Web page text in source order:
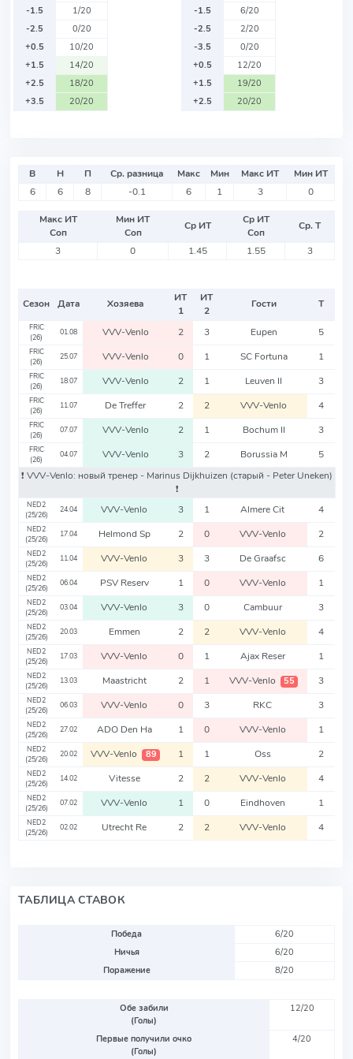
-1.5
1/20
-2.5
0/20
+0.5
10/20
+1.5
14/20
+2.5
18/20
+3.5
20/20
-1.5
6/20
-2.5
2/20
-3.5
0/20
+0.5
12/20
+1.5
19/20
+2.5
20/20
В Н П Ср. разница Макс Мин Макс ИТ
Мин ИТ
6
6 8 -0.1 6 1 3 0
Макс ИТ
Соп
Мин ИТ
Соп
Ср ИТ
Ср ИТ
Соп
Ср. Т
3
0 1.45 1.55 3
Сезон Дата Хозяева
ИТ
1
ИТ
2
Гости Т
FRIC
(26)
01.08 VVV-Venlo 2 3 Eupen 5
FRIC
(26)
25.07 VVV-Venlo 0 1 SC Fortuna 1
FRIC
(26)
18.07 VVV-Venlo 2 1 Leuven II 3
FRIC
(26)
11.07 De Treffer 2 2 VVV-Venlo 4
FRIC
(26)
07.07 VVV-Venlo 2 1 Bochum II 3
FRIC
(26)
04.07 VVV-Venlo 3 2 Borussia M
5
❗️ VVV-Venlo: новый тренер - Marinus Dijkhuizen (старый - Peter Uneken)
❗️
NED2
(25/26)
24.04 VVV-Venlo 3 1 Almere Cit 4
NED2
(25/26)
17.04 Helmond Sp 2 0 VVV-Venlo 2
NED2
(25/26)
11.04 VVV-Venlo 3 3 De Graafsc 6
NED2
(25/26)
06.04 PSV Reserv 1 0 VVV-Venlo 1
NED2
(25/26)
03.04 VVV-Venlo 3 0 Cambuur 3
NED2
(25/26)
20.03 Emmen 2 2 VVV-Venlo 4
NED2
(25/26)
17.03 VVV-Venlo 0 1 Ajax Reser 1
NED2
(25/26)
13.03 Maastricht 2 1 VVV-Venlo 55 3
NED2
(25/26)
06.03 VVV-Venlo 0 3 RKC 3
NED2
(25/26)
27.02 ADO Den Ha 1 0 VVV-Venlo 1
NED2
(25/26)
20.02 VVV-Venlo 89 1 1 Oss 2
NED2
(25/26)
14.02 Vitesse 2 2 VVV-Venlo 4
NED2
(25/26)
07.02 VVV-Venlo 1 0 Eindhoven 1
NED2
(25/26)
02.02 Utrecht Re 2 2 VVV-Venlo 4
ТАБЛИЦА СТАВОК
Победа
6/20
Ничья
6/20
Поражение
8/20
Обе забили
(Голы)
12/20
Первые получили очко
(Голы)
4/20